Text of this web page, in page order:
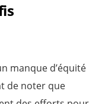
manque d’équité
de noter que